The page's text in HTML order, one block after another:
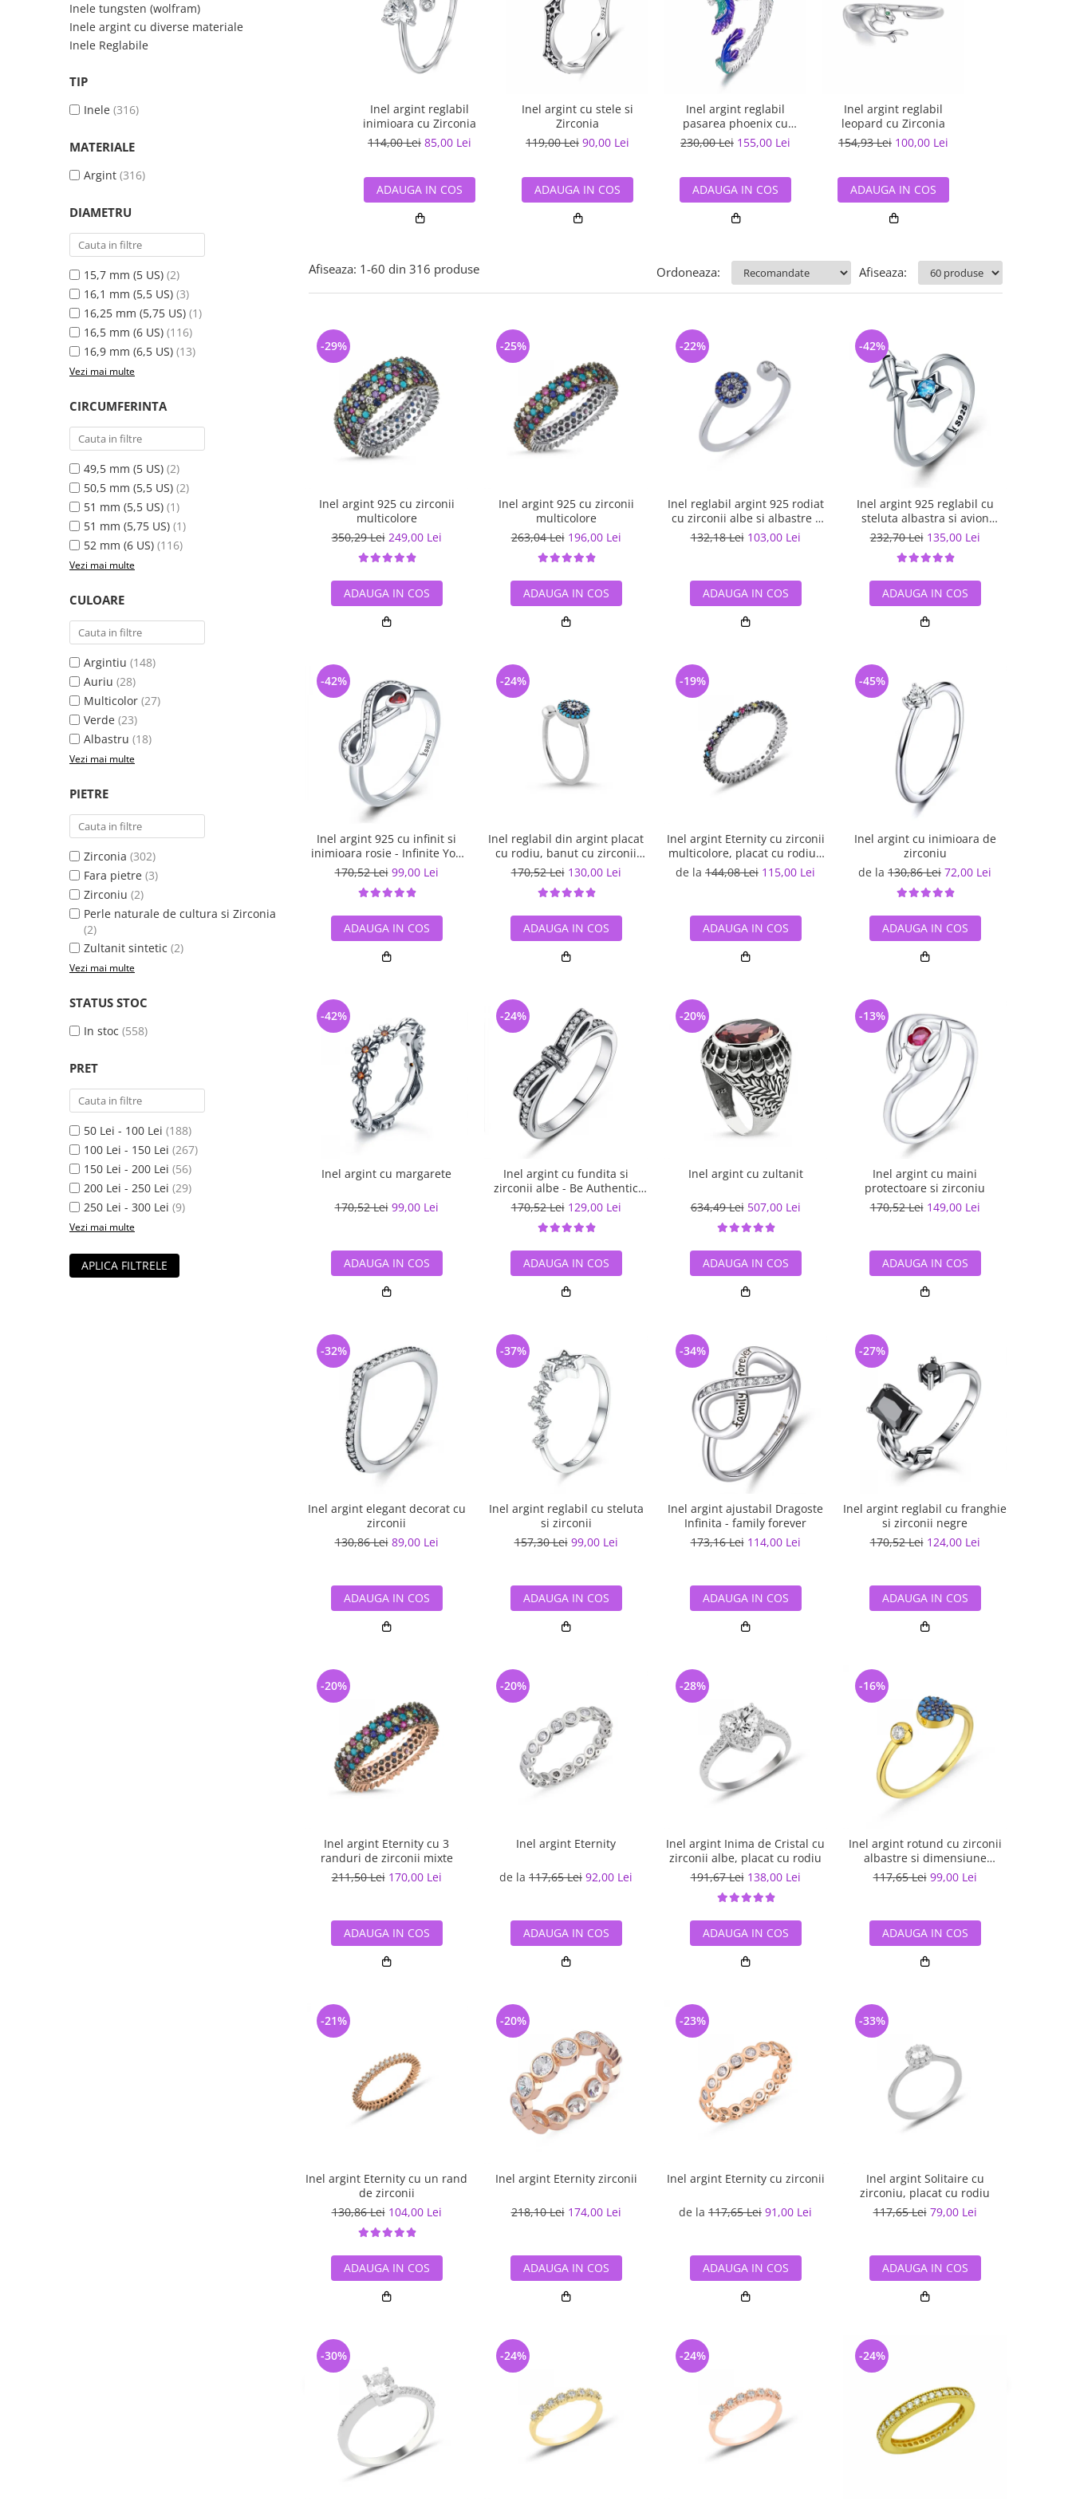
semipretioase
Bijuterii argint placat cu aur
Bijuterii argint cu murano
Bijuterii de Lux
Bijuterii gotice si rock
Casete si cutii de bijuterii
Bijuterii tungsten
Accesorii Piele
Solutii si lavete de curatare
bijuterii argint
Inele tungsten (wolfram)
Inele argint cu diverse materiale
Inele Reglabile
TIP
Inele (316)
MATERIALE
Argint (316)
DIAMETRU
15,7 mm (5 US) (2)
16,1 mm (5,5 US) (3)
16,25 mm (5,75 US) (1)
16,5 mm (6 US) (116)
16,9 mm (6,5 US) (13)
Vezi mai multe
CIRCUMFERINTA
49,5 mm (5 US) (2)
50,5 mm (5,5 US) (2)
51 mm (5,5 US) (1)
51 mm (5,75 US) (1)
52 mm (6 US) (116)
Vezi mai multe
CULOARE
Argintiu (148)
Auriu (28)
Multicolor (27)
Verde (23)
Albastru (18)
Vezi mai multe
PIETRE
Zirconia (302)
Fara pietre (3)
Zirconiu (2)
Perle naturale de cultura si Zirconia
(2)
Zultanit sintetic (2)
Vezi mai multe
STATUS STOC
In stoc (558)
PRET
50 Lei - 100 Lei (188)
100 Lei - 150 Lei (267)
150 Lei - 200 Lei (56)
200 Lei - 250 Lei (29)
250 Lei - 300 Lei (9)
Vezi mai multe
APLICA FILTRELE
Inel argint reglabil
inimioara cu Zirconia
114,00 Lei 85,00 Lei
ADAUGA IN COS
Inel argint cu stele si
Zirconia
119,00 Lei 90,00 Lei
ADAUGA IN COS
Inel argint reglabil
pasarea phoenix cu
Zirconia
230,00 Lei 155,00 Lei
ADAUGA IN COS
Inel argint reglabil
leopard cu Zirconia
154,93 Lei 100,00 Lei
ADAUGA IN COS
Afiseaza: 1-60 din 316 produse Afiseaza:
Ordoneaza:
Inel argint 925 cu zirconii
multicolore
350,29 Lei 249,00 Lei
-29%
ADAUGA IN COS
Inel argint 925 cu zirconii
multicolore
263,04 Lei 196,00 Lei
-25%
ADAUGA IN COS
Inel reglabil argint 925 rodiat
cu zirconii albe si albastre -
Be Elegant ITU0109
132,18 Lei 103,00 Lei
-22%
ADAUGA IN COS
Inel argint 925 reglabil cu
steluta albastra si avion
argintiu - Be Nature IST0047
232,70 Lei 135,00 Lei
-42%
ADAUGA IN COS
Inel argint 925 cu infinit si
inimioara rosie - Infinite You
IST0062
170,52 Lei 99,00 Lei
-42%
ADAUGA IN COS
Inel reglabil din argint placat
cu rodiu, banut cu zirconii
albe si albastre
170,52 Lei 130,00 Lei
-24%
ADAUGA IN COS
Inel argint Eternity cu zirconii
multicolore, placat cu rodiu -
ITU0229
de la 144,08 Lei 115,00 Lei
-19%
ADAUGA IN COS
Inel argint cu inimioara de
zirconiu
de la 130,86 Lei 72,00 Lei
-45%
ADAUGA IN COS
Inel argint cu margarete
170,52 Lei 99,00 Lei
-42%
ADAUGA IN COS
Inel argint cu fundita si
zirconii albe - Be Authentic
IST0007
170,52 Lei 129,00 Lei
-24%
ADAUGA IN COS
Inel argint cu zultanit
634,49 Lei 507,00 Lei
-20%
ADAUGA IN COS
Inel argint cu maini
protectoare si zirconiu
170,52 Lei 149,00 Lei
-13%
ADAUGA IN COS
Inel argint elegant decorat cu
zirconii
130,86 Lei 89,00 Lei
-32%
ADAUGA IN COS
Inel argint reglabil cu steluta
si zirconii
157,30 Lei 99,00 Lei
-37%
ADAUGA IN COS
Inel argint ajustabil Dragoste
Infinita - family forever
173,16 Lei 114,00 Lei
-34%
ADAUGA IN COS
Inel argint reglabil cu franghie
si zirconii negre
170,52 Lei 124,00 Lei
-27%
ADAUGA IN COS
Inel argint Eternity cu 3
randuri de zirconii mixte
211,50 Lei 170,00 Lei
-20%
ADAUGA IN COS
Inel argint Eternity
de la 117,65 Lei 92,00 Lei
-20%
ADAUGA IN COS
Inel argint Inima de Cristal cu
zirconii albe, placat cu rodiu
191,67 Lei 138,00 Lei
-28%
ADAUGA IN COS
Inel argint rotund cu zirconii
albastre si dimensiune
reglabilă, placat cu aur
117,65 Lei 99,00 Lei
-16%
ADAUGA IN COS
Inel argint Eternity cu un rand
de zirconii
130,86 Lei 104,00 Lei
-21%
ADAUGA IN COS
Inel argint Eternity zirconii
218,10 Lei 174,00 Lei
-20%
ADAUGA IN COS
Inel argint Eternity cu zirconii
de la 117,65 Lei 91,00 Lei
-23%
ADAUGA IN COS
Inel argint Solitaire cu
zirconiu, placat cu rodiu
117,65 Lei 79,00 Lei
-33%
ADAUGA IN COS
-30% -24% -24% -24%